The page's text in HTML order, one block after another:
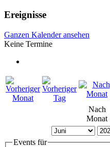
Ereignisse
Ganzen Kalender ansehen
Keine Termine
Nach
Monat
Events für